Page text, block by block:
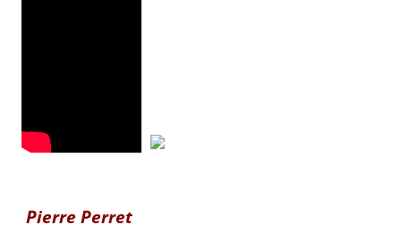
Pierre Perret